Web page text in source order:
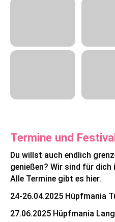
Termine und
Du willst auch endlich
genießen? Wir sind für
Alle Termine gibt es hier.
24-26.04.2025 Hüpfmania
27.06.2025 Hüpfmania